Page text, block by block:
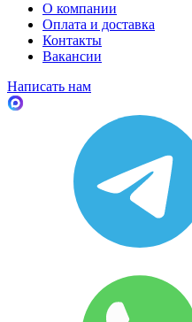
О компании
Оплата и доставка
Контакты
Вакансии
Написать нам